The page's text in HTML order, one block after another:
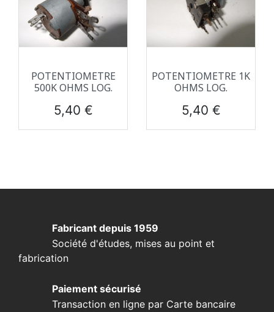
POTENTIOMETRE
500K OHMS LOG.
Prix
5,40 €
POTENTIOMETRE 1K
OHMS LOG.
Prix
5,40 €
Fabricant depuis 1959
Société d'études, mises au point et
fabrication
Paiement sécurisé
Transaction en ligne par Carte bancaire